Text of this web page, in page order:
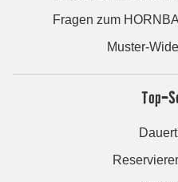
Fragen zum
Muster-
Top-